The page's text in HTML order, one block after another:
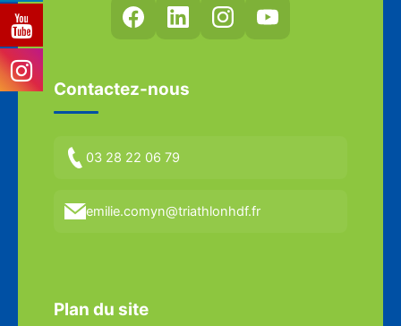
Contactez-nous
03 28 22 06 79
emilie.comyn@triathlonhdf.fr
Plan du site